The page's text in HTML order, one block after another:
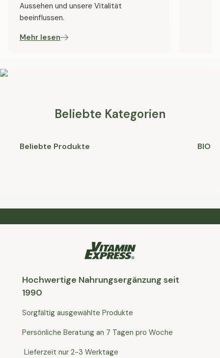
Aussehen und unsere Vitalität
beeinflussen.
Mehr lesen
Beliebte Kategorien
Beliebte Produkte BIO
Hochwertige Nahrungsergänzung seit
1990
Sorgfältig ausgewählte Produkte
Persönliche Beratung an 7 Tagen pro Woche
Lieferzeit nur 2-3 Werktage